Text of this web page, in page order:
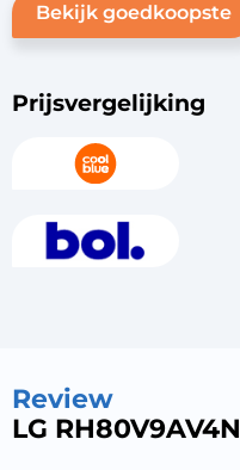
Bekijk goedkoopste
Prijsvergelijking
Review
LG RH80V9AV4N